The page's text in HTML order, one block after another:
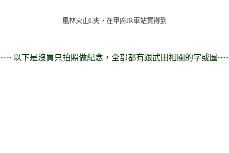
風林火山L夾，在甲府JR車站買得到
以下是沒買只拍照做紀念 ，全部都有跟武田相關的字或圖